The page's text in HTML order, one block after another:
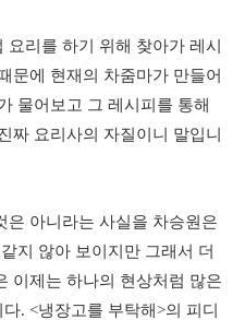
리를 하기 위해 찾아가 레시
문에 현재의 차줌마가 만들어
물어보고 그 레시피를 통해
짜 요리사의 자질이니 말입니
은 아니라는 사실을 차승원은
지 않아 보이지만 그래서 더
이제는 하나의 현상처럼 많은
. <냉장고를 부탁해>의 피디